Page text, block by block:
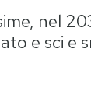
nel
e sci e